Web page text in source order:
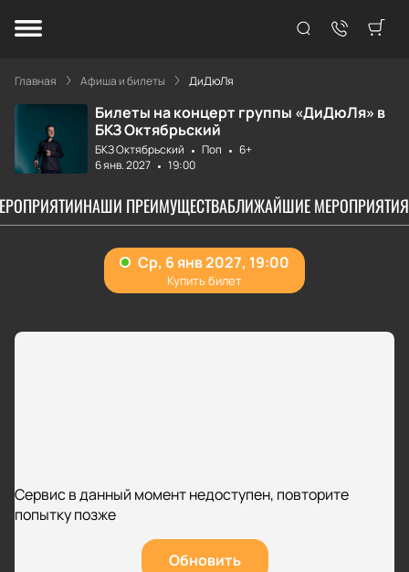
Главная Афиша и билеты ДиДюЛя
Билеты на концерт группы «ДиДюЛя» в
БКЗ Октябрьский
БКЗ Октябрьский Поп
6+
6 янв. 2027
19:00
НАШИ ПРЕИМУЩЕСТВАБЛИЖАЙШИЕ МЕРОПРИЯТИЯ
Сервис в данный момент недоступен, повторите
попытку позже
Обновить